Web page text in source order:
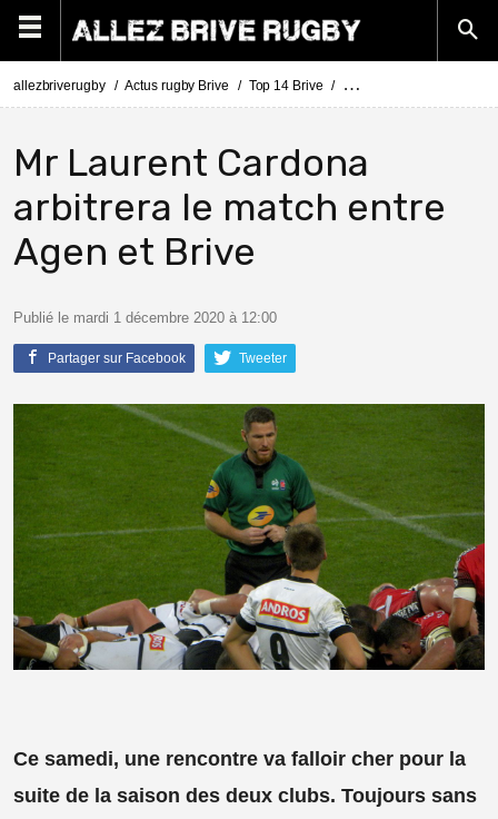
allezbriverugby Actus rugby Brive Top 14 Brive Top 14 Agen - Brive :
Mr Laurent Cardona
arbitrera le match entre
Agen et Brive
Publié le mardi 1 décembre 2020 à 12:00
Partager sur Facebook Tweeter
Ce samedi, une rencontre va falloir cher pour la
suite de la saison des deux clubs. Toujours sans